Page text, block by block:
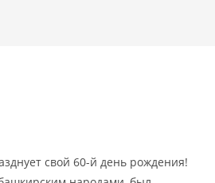
свой 60-й день рождения!